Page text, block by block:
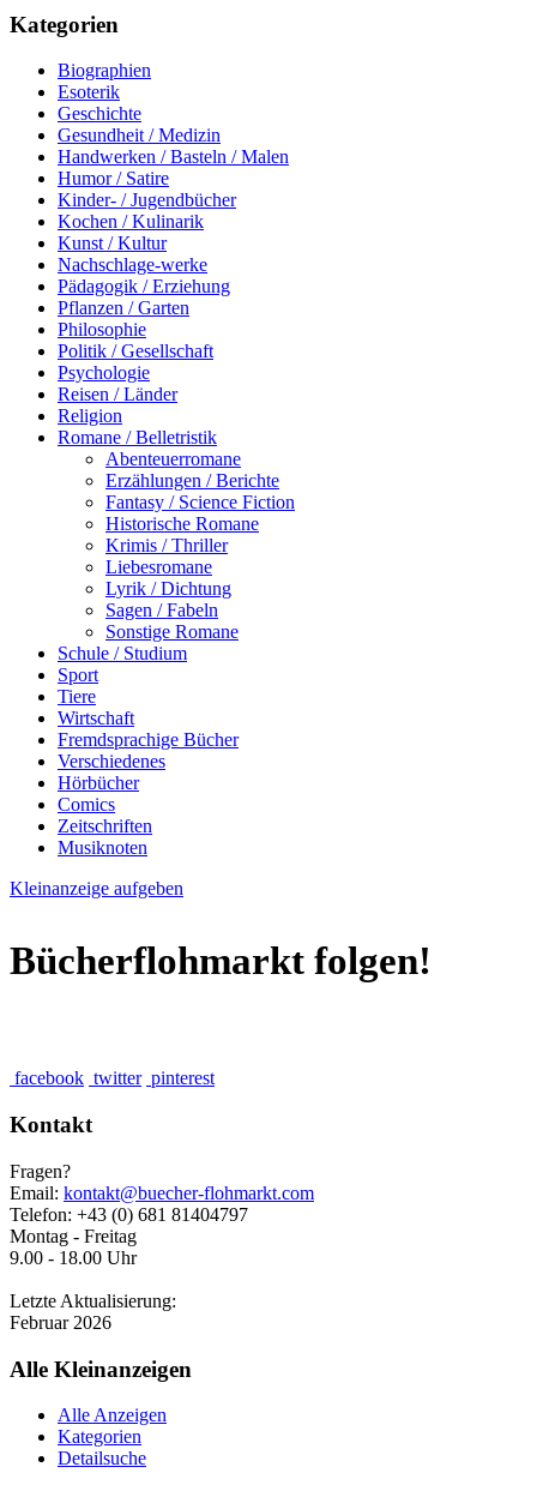
Kategorien
Biographien
Esoterik
Geschichte
Gesundheit / Medizin
Handwerken / Basteln / Malen
Humor / Satire
Kinder- / Jugendbücher
Kochen / Kulinarik
Kunst / Kultur
Nachschlage-werke
Pädagogik / Erziehung
Pflanzen / Garten
Philosophie
Politik / Gesellschaft
Psychologie
Reisen / Länder
Religion
Romane / Belletristik
Abenteuerromane
Erzählungen / Berichte
Fantasy / Science Fiction
Historische Romane
Krimis / Thriller
Liebesromane
Lyrik / Dichtung
Sagen / Fabeln
Sonstige Romane
Schule / Studium
Sport
Tiere
Wirtschaft
Fremdsprachige Bücher
Verschiedenes
Hörbücher
Comics
Zeitschriften
Musiknoten
Kleinanzeige aufgeben
Bücherflohmarkt folgen!
facebook twitter pinterest
Kontakt
Fragen?
Email: kontakt@buecher-flohmarkt.com
Telefon: +43 (0) 681 81404797
Montag - Freitag
9.00 - 18.00 Uhr
Letzte Aktualisierung:
Februar 2026
Alle Kleinanzeigen
Alle Anzeigen
Kategorien
Detailsuche